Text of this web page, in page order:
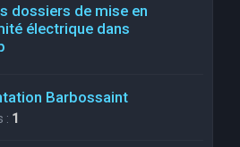
dossiers de mise en
électrique dans
Barbossaint
: 1